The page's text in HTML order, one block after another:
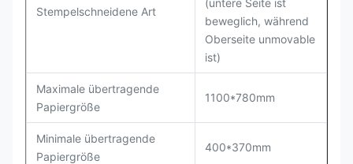
Stempelschneidene Art
(untere Seite ist
beweglich, während
Oberseite unmovable
ist)
Maximale übertragende
Papiergröße
1100*780mm
Minimale übertragende
Papiergröße
400*370mm